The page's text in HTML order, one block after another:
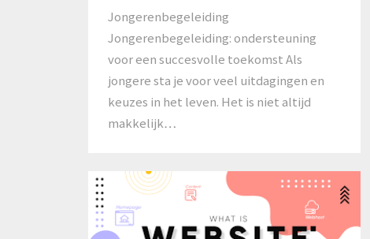
Jongerenbegeleiding
Jongerenbegeleiding: ondersteuning
voor een succesvolle toekomst Als
jongere sta je voor veel uitdagingen en
keuzes in het leven. Het is niet altijd
makkelijk…